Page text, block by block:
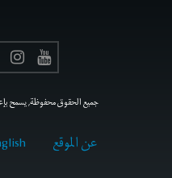
جميع الحقوق محفوظة, يسمح
عن الموقع